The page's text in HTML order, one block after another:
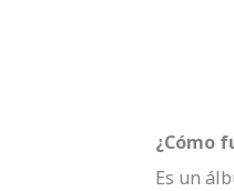
¿Cómo
Es un